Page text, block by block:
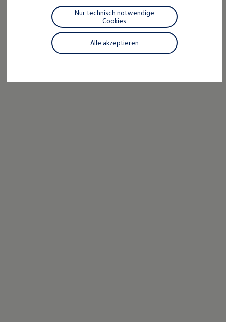
Individualisieren
Wallbox und Ladekabel
Digitale Extras
Dienste für Ihr Modell finden
Volkswagen Apps, Login und Shop
Handy und Fahrzeug verbinden
Vorgängermodelle
Alle akzeptieren
Nur technisch notwendige
Cookies